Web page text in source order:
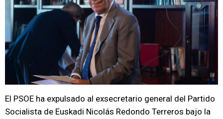
El PSOE ha expulsado al exsecretario general del Partido
Socialista de Euskadi Nicolás Redondo Terreros bajo la